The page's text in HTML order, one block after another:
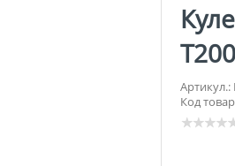
Артикул.:
Код